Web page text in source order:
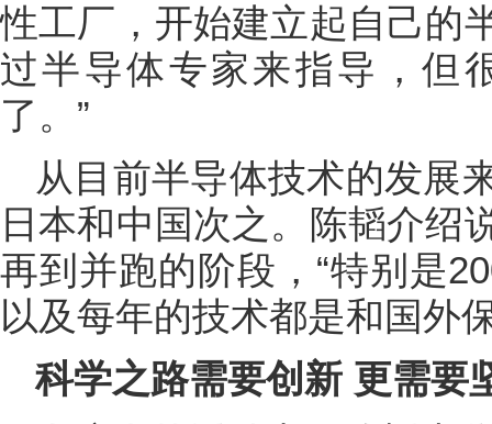
性工厂，开始建立起自己的
过半导体专家来指导，但
了。”
从目前半导体技术的发展
日本和中国次之。陈韬介绍
再到并跑的阶段，“特别是
以及每年的技术都是和国外
科学之路需要创新 更需要